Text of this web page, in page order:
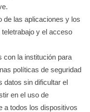
de las aplicaciones y los
y el acceso
con la institución para
políticas de seguridad
datos sin dificultar el
en el uso de
a todos los dispositivos